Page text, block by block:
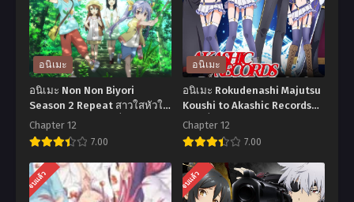
อนิเมะ
อนิเมะ Non Non Biyori
Season 2 Repeat สาวใสหัวใจ
บ้านทุ่ง ภาค 2 ตอนที่1-12 ซับ
ไทย
Chapter 12
7.00
อ
นิ
อนิเมะ
อนิเมะ Rokudenashi Majutsu
Koushi to Akashic Records
ตอนที่1-12 ซับไทย
Chapter 12
7.00
อ
นิ
จบแล้ว จบแล้ว